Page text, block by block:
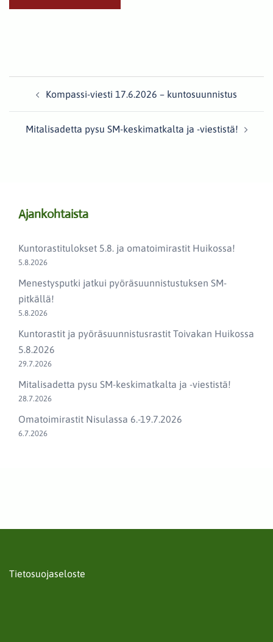
navigationKompassi-viesti 17.6.2026 – kuntosuunnistus
Mitalisadetta pysu SM-keskimatkalta ja -viestistä!
Ajankohtaista
Kuntorastitulokset 5.8. ja omatoimirastit Huikossa!
5.8.2026
Menestysputki jatkui pyöräsuunnistustuksen SM-
pitkällä!
5.8.2026
Kuntorastit ja pyöräsuunnistusrastit Toivakan Huikossa
5.8.2026
29.7.2026
Mitalisadetta pysu SM-keskimatkalta ja -viestistä!
28.7.2026
Omatoimirastit Nisulassa 6.-19.7.2026
6.7.2026
Tietosuojaseloste